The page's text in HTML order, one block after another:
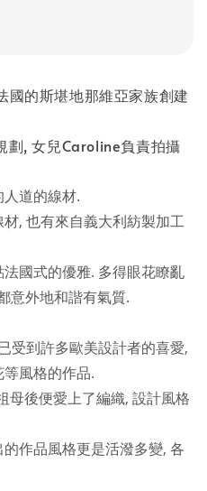
國的斯堪地那維亞家族創建
劃, 女兒Caroline負責拍攝
道的線材.
, 也有來自義大利紡製加工
國式的優雅. 多得眼花瞭亂
意外地和諧有氣質.
受到許多歐美設計者的喜愛,
風格的作品.
後便愛上了編織, 設計風格
作品風格更是活潑多變, 各